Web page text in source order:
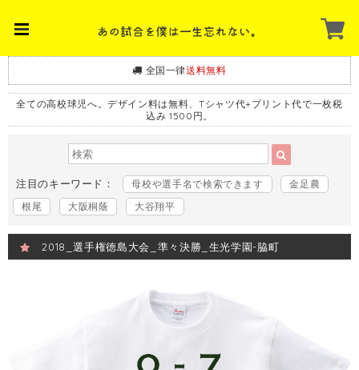
全国一律送料無料
全ての高校球児へ。デザイン料は無料、Tシャツ代+プリント代で一枚税
込み 1500円。
注目のキーワード： 母校や選手名で検索できます
金足農
根尾
大阪桐蔭 大谷翔平
2018_選手権徳島大会_準々決勝_生光学園-脇町